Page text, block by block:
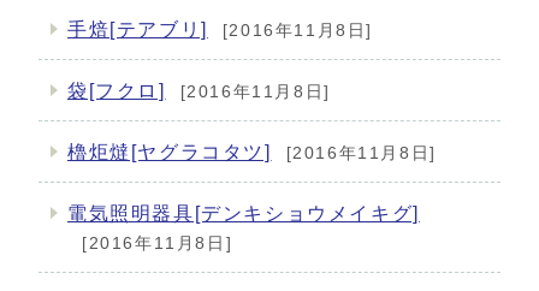
手焙[テアブリ] [2016年11月8日]
袋[フクロ] [2016年11月8日]
櫓炬燵[ヤグラコタツ] [2016年11月8日]
電気照明器具[デンキショウメイキグ]
[2016年11月8日]